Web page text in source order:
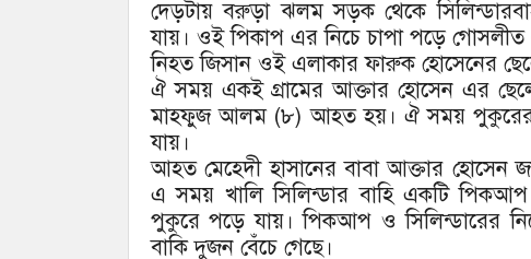
দেড়টায় বরুড়া ঝলম সড়ক থেকে
যায়। ওই পিকাপ এর নিচে চাপা পড়ে
নিহত জিসান ওই এলাকার ফারুক হোসেনের
ঐ সময় একই গ্রামের আক্তার হোসেন এর
মাহফুজ আলম (৮) আহত হয়। ঐ সময় পুকুরের
যায়।
আহত মেহেদী হাসানের বাবা আক্তার হোসেন
এ সময় খালি সিলিন্ডার বাহি একটি
পুকুরে পড়ে যায়। পিকআপ ও সিলিন্ডারের
বাকি দুজন বেঁচে গেছে।